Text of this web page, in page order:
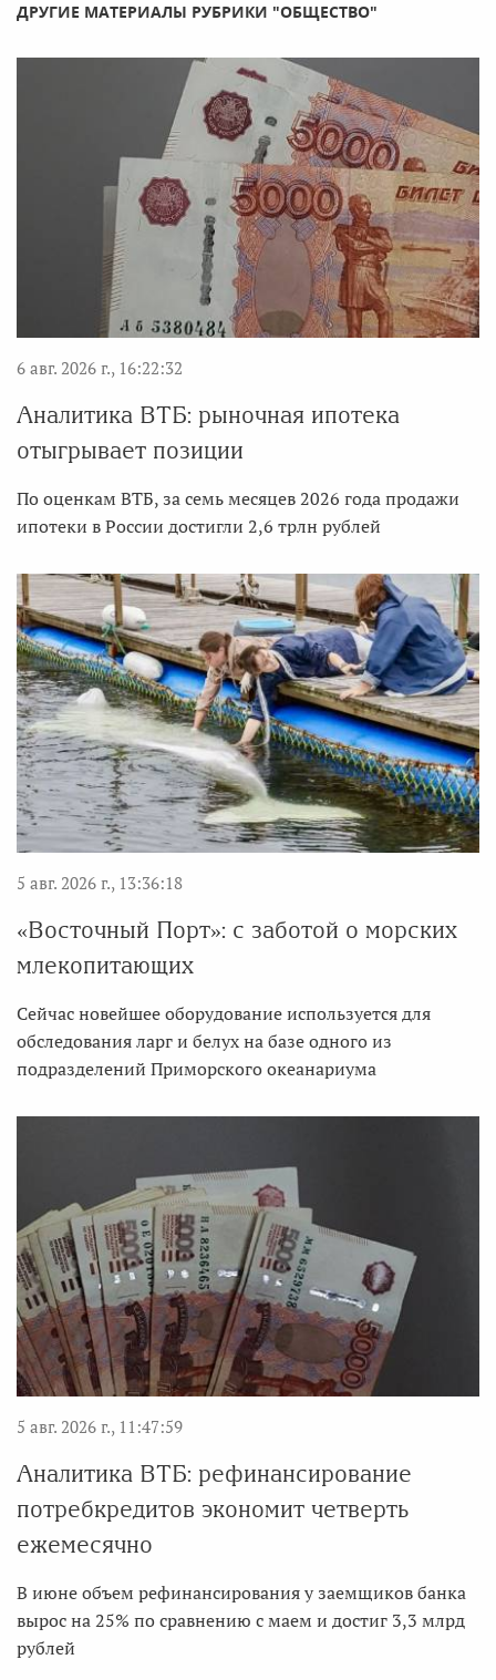
ДРУГИЕ МАТЕРИАЛЫ РУБРИКИ "ОБЩЕСТВО"
6 авг. 2026 г., 16:22:32
Аналитика ВТБ: рыночная ипотека
отыгрывает позиции
По оценкам ВТБ, за семь месяцев 2026 года продажи
ипотеки в России достигли 2,6 трлн рублей
5 авг. 2026 г., 13:36:18
«Восточный Порт»: с заботой о морских
млекопитающих
Сейчас новейшее оборудование используется для
обследования ларг и белух на базе одного из
подразделений Приморского океанариума
5 авг. 2026 г., 11:47:59
Аналитика ВТБ: рефинансирование
потребкредитов экономит четверть
ежемесячно
В июне объем рефинансирования у заемщиков банка
вырос на 25% по сравнению с маем и достиг 3,3 млрд
рублей